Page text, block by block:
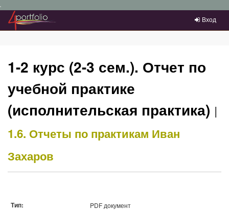
Преейти на главное меню
Вход
1-2 курс (2-3 сем.). Отчет по
учебной практике
(исполнительская практика) |
1.6. Отчеты по практикам Иван
Захаров
Тип: PDF документ